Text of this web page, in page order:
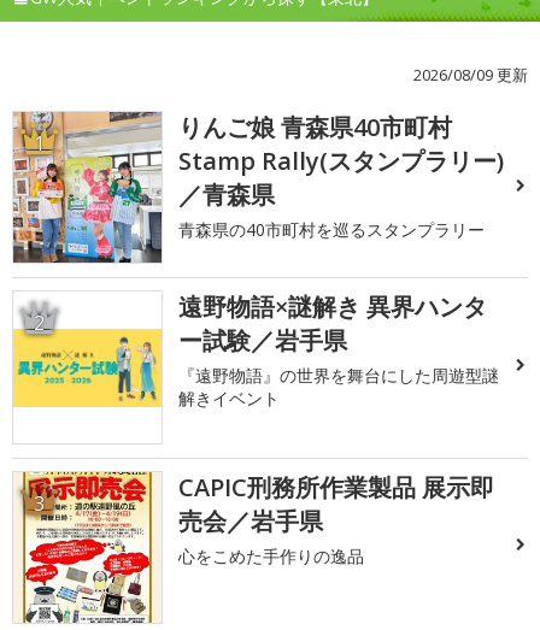
2026/08/09 更新
1
りんご娘 青森県40市町村
Stamp Rally(スタンプラリー)
／青森県
青森県の40市町村を巡るスタンプラリー
2
遠野物語×謎解き 異界ハンタ
ー試験／岩手県
『遠野物語』の世界を舞台にした周遊型謎
解きイベント
3
CAPIC刑務所作業製品 展示即
売会／岩手県
心をこめた手作りの逸品